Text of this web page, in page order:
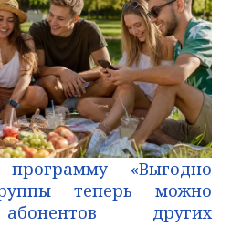
«Выгодно
теперь можно
других